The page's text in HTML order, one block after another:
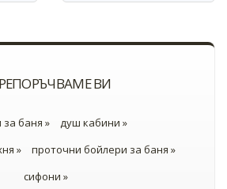
ВИ
баня »
душ кабини »
»
проточни бойлери за баня »
сифони »